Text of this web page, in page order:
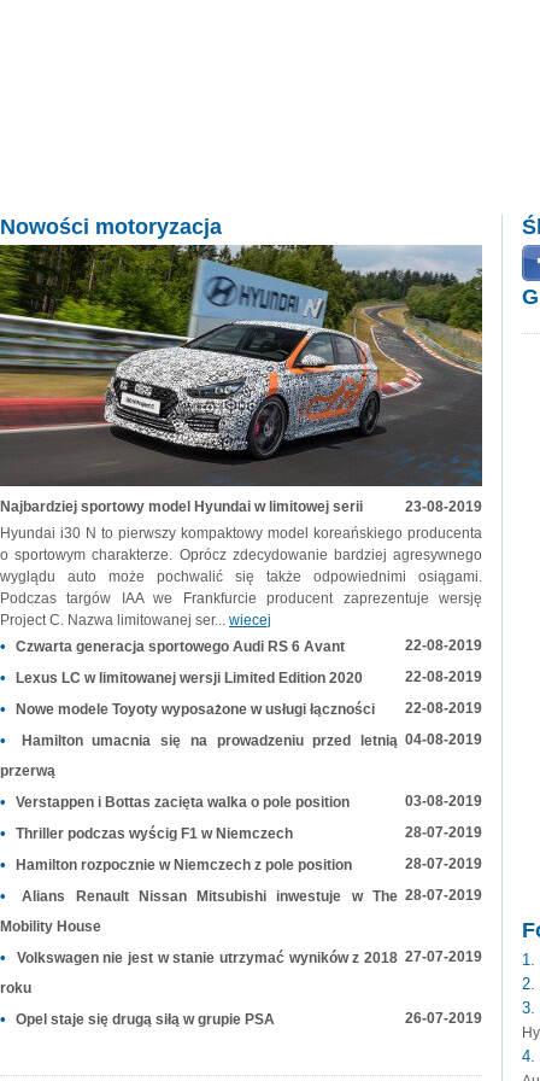
Nowości motoryzacja
Najbardziej sportowy model Hyundai w limitowej serii
23-08-2019
Hyundai i30 N to pierwszy kompaktowy model koreańskiego producenta
o sportowym charakterze. Oprócz zdecydowanie bardziej agresywnego
wyglądu auto może pochwalić się także odpowiednimi osiągami.
Podczas targów IAA we Frankfurcie producent zaprezentuje wersję
Project C. Nazwa limitowanej ser... wiecej
• Czwarta generacja sportowego Audi RS 6 Avant 22-08-2019
• Lexus LC w limitowanej wersji Limited Edition 2020 22-08-2019
• Nowe modele Toyoty wyposażone w usługi łączności 22-08-2019
•
Hamilton umacnia się na prowadzeniu przed letnią
przerwą
04-08-2019
• Verstappen i Bottas zacięta walka o pole position 03-08-2019
• Thriller podczas wyścig F1 w Niemczech 28-07-2019
• Hamilton rozpocznie w Niemczech z pole position 28-07-2019
•
Alians Renault Nissan Mitsubishi inwestuje w The
Mobility House
28-07-2019
•
Volkswagen nie jest w stanie utrzymać wyników z 2018
roku
27-07-2019
• Opel staje się drugą siłą w grupie PSA 26-07-2019
1.
2.
3.
4.